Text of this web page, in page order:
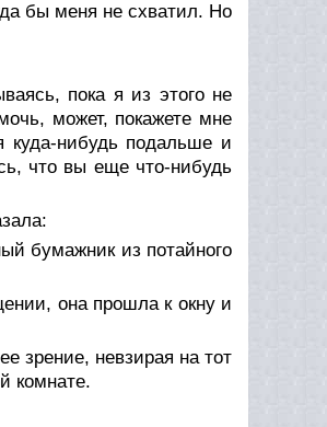
бы меня не схватил. Но
пока я из этого не
может, покажете мне
куда-нибудь подальше и
что вы еще что-нибудь
бумажник из потайного
она прошла к окну и
зрение, невзирая на тот
комнате.